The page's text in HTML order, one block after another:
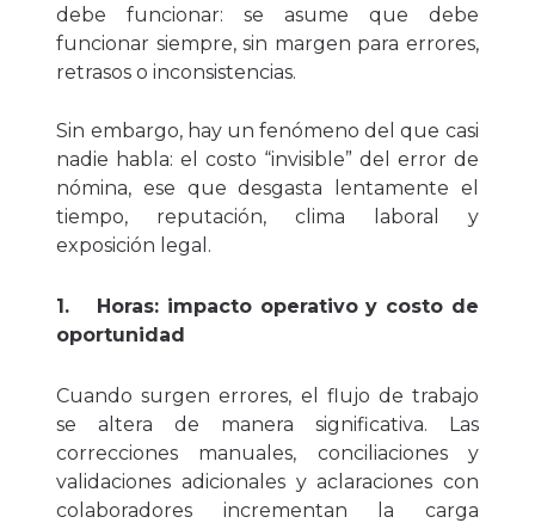
debe funcionar: se asume que debe
funcionar siempre, sin margen para errores,
retrasos o inconsistencias.
Sin embargo, hay un fenómeno del que casi
nadie habla: el costo “invisible” del error de
nómina, ese que desgasta lentamente el
tiempo, reputación, clima laboral y
exposición legal.
1.
Horas: impacto operativo y costo de
oportunidad
Cuando surgen errores, el flujo de trabajo
se altera de manera significativa. Las
correcciones manuales, conciliaciones y
validaciones adicionales y aclaraciones con
colaboradores incrementan la carga